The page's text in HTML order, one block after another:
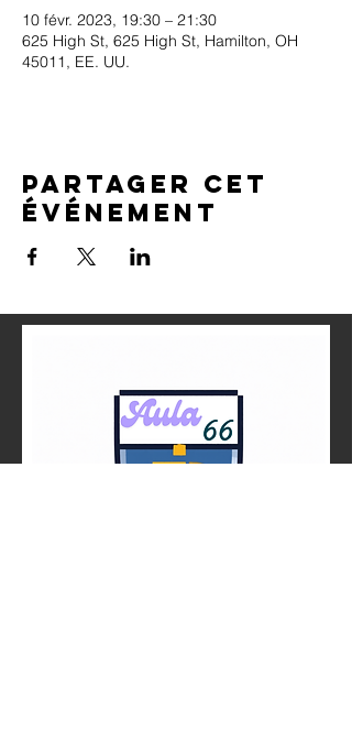
10 févr. 2023, 19:30 – 21:30
625 High St, 625 High St, Hamilton, OH
45011, EE. UU.
Partager cet
événement